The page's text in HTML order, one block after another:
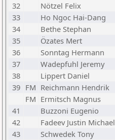
32
Nötzel Felix
33
Ho Ngoc Hai-Dang
34
Bethe Stephan
35
Özates Mert
36
Sonntag Hermann
37
Wadepfuhl Jeremy
38
Lippert Daniel
39 FM Reichmann Hendrik
FM Ermitsch Magnus
41
Buzzoni Eugenio
42
Fadeev Justin Michael
43
Schwedek Tony